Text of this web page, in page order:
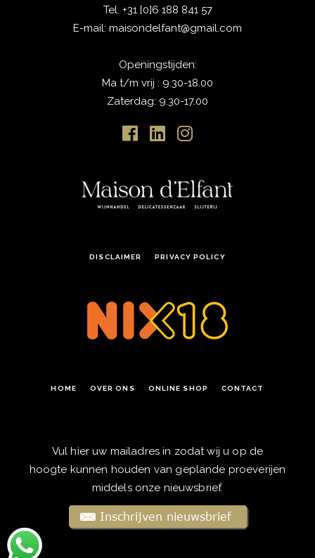
Tel. +31 [0]6 188 841 57
E-mail: maisondelfant@gmail.com
Openingstijden:
Ma t/m vrij : 9.30-18.00
Zaterdag: 9.30-17.00
DISCLAIMER PRIVACY POLICY
HOME OVER ONS ONLINE SHOP CONTACT
Vul hier uw mailadres in zodat wij u op de
hoogte kunnen houden van geplande proeverijen
middels onze nieuwsbrief.